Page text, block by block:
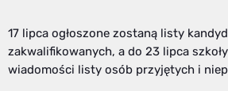
17 lipca ogłoszone zostaną listy
zakwalifikowanych, a do 23 lipca
wiadomości listy osób przyjętych i